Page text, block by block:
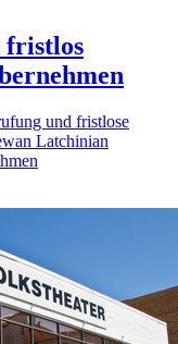
fristlos
und fristlose
Latchinian